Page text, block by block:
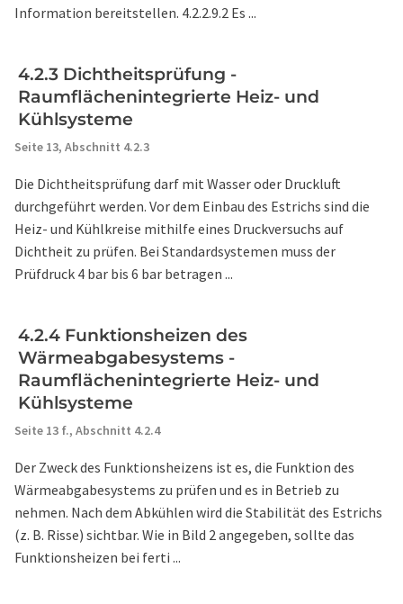
Information bereitstellen. 4.2.2.9.2 Es ...
4.2.3 Dichtheitsprüfung -
Raumflächenintegrierte Heiz- und
Kühlsysteme
Seite 13, Abschnitt 4.2.3
Die Dichtheitsprüfung darf mit Wasser oder Druckluft
durchgeführt werden. Vor dem Einbau des Estrichs sind die
Heiz- und Kühlkreise mithilfe eines Druckversuchs auf
Dichtheit zu prüfen. Bei Standardsystemen muss der
Prüfdruck 4 bar bis 6 bar betragen ...
4.2.4 Funktionsheizen des
Wärmeabgabesystems -
Raumflächenintegrierte Heiz- und
Kühlsysteme
Seite 13 f., Abschnitt 4.2.4
Der Zweck des Funktionsheizens ist es, die Funktion des
Wärmeabgabesystems zu prüfen und es in Betrieb zu
nehmen. Nach dem Abkühlen wird die Stabilität des Estrichs
(z. B. Risse) sichtbar. Wie in Bild 2 angegeben, sollte das
Funktionsheizen bei ferti ...